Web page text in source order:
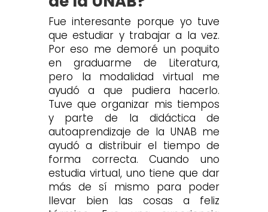
Fue interesante porque yo tuve
que estudiar y trabajar a la vez.
Por eso me demoré un poquito
en graduarme de Literatura,
pero la modalidad virtual me
ayudó a que pudiera hacerlo.
Tuve que organizar mis tiempos
y parte de la didáctica de
autoaprendizaje de la UNAB me
ayudó a distribuir el tiempo de
forma correcta. Cuando uno
estudia virtual, uno tiene que dar
más de sí mismo para poder
llevar bien las cosas a feliz